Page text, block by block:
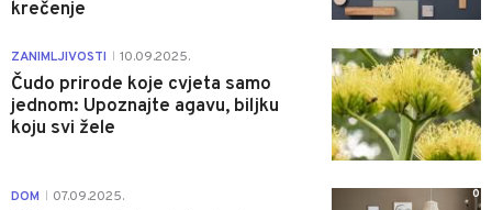
krečenje
ZANIMLJIVOSTI 10.09.2025.
Čudo prirode koje cvjeta samo
jednom: Upoznajte agavu, biljku
koju svi žele
0
DOM 07.09.2025. 0